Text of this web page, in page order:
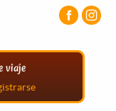
viaje